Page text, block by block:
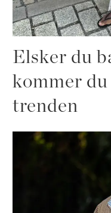
Elsker du
kommer
trenden